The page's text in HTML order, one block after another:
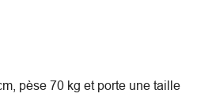
pèse 70 kg et porte une taille